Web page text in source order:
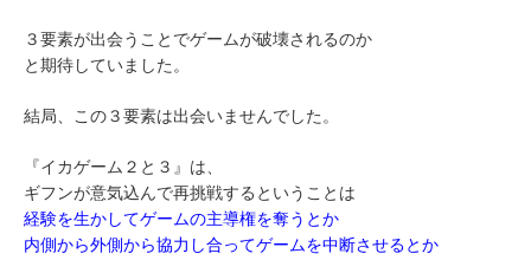
３要素が出会うことでゲームが破壊されるのか
と期待していました。
結局、この３要素は出会いませんでした。
『イカゲーム２と３』は、
ギフンが意気込んで再挑戦するということは
経験を生かしてゲームの主導権を奪うとか
内側から外側から協力し合ってゲームを中断させるとか